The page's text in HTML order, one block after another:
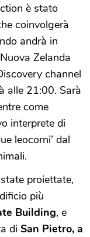
è stato
coinvolgerà
andrà in
Zelanda
channel
alle 21:00. Sarà
come
interprete di
leocorni’ dal
proiettate,
più
Building, e
di San Pietro, a